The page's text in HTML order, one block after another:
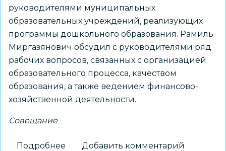
руководителями муниципальных
образовательных учреждений, реализующих
программы дошкольного образования. Рамиль
Миргазянович обсудил с руководителями ряд
рабочих вопросов, связанных с организацией
образовательного процесса, качеством
образования, а также ведением финансово-
хозяйственной деятельности.
Совещание
Подробнее Добавить комментарий